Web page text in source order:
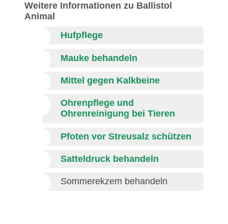
Weitere Informationen zu Ballistol
Animal
Hufpflege
Mauke behandeln
Mittel gegen Kalkbeine
Ohrenpflege und
Ohrenreinigung bei Tieren
Pfoten vor Streusalz schützen
Satteldruck behandeln
Sommerekzem behandeln